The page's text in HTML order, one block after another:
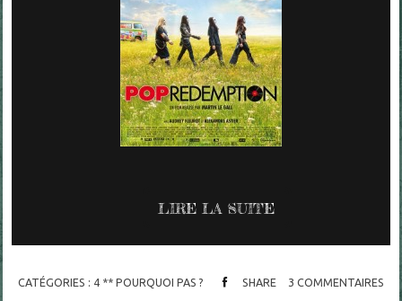
LIRE LA SUITE
CATÉGORIES : 4 ** POURQUOI PAS ? SHARE 3 COMMENTAIRES